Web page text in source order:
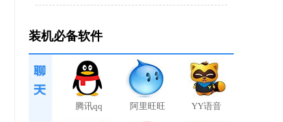
装机必备软件
腾讯qq 阿里旺旺 YY语音